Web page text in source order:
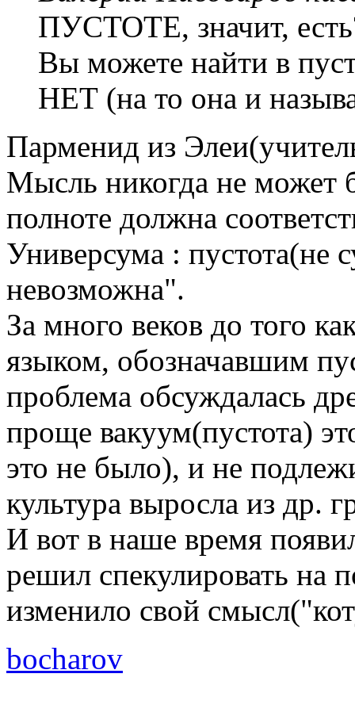
ПУСТОТЕ, значит,
Вы можете найти в
НЕТ (на то она и
Парменид из
Мысль никогда не может
полноте должна
Универсума : пустота(не
невозможна".
За много веков до того
языком, обозначавшим
проблема обсуждалась
проще вакуум(пустота)
это не было), и не
культура выросла из др.
И вот в наше время
решил спекулировать на
изменило свой
bocharov